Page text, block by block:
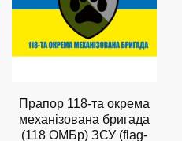
Прапор 118-та окрема
механізована бригада
(118 ОМБр) ЗСУ (flag-